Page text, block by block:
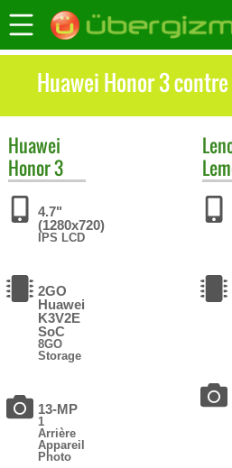
Huawei Honor 3
Huawei
Honor 3
4.7"
(1280x720)
IPS LCD
2GO
Huawei
K3V2E
SoC
8GO
Storage
13-MP
1
Arrière
Appareil
Photo